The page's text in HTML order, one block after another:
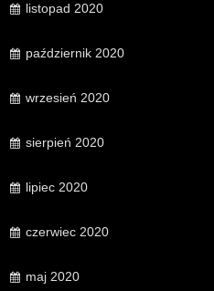
listopad 2020
październik 2020
wrzesień 2020
sierpień 2020
lipiec 2020
czerwiec 2020
maj 2020